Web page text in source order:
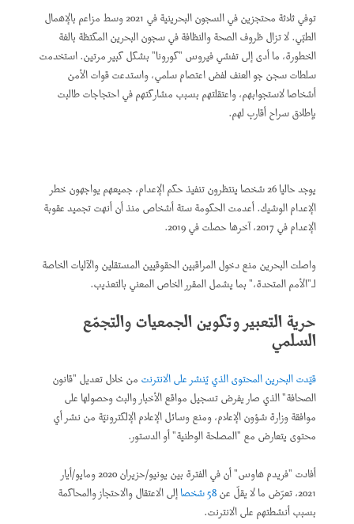
توفي ثلاثة محتجزين في السجون البحرينية في 2021 وسط مزاعم بالإهمال
الطبّي. لا تزال ظروف الصحة والنظافة في سجون البحرين المكتظة بالغة
الخطورة، ما أدى إلى تفشي فيروس "كورونا" بشكل كبير مرتين. استخدمت
سلطات سجن جو العنف لفض اعتصام سلمي، واستدعت قوات الأمن
أشخاصا لاستجوابهم، واعتقلتهم بسبب مشاركتهم في احتجاجات طالبت
بإطلاق سراح أقارب لهم.
يوجد حاليا 26 شخصا ينتظرون تنفيذ حكم الإعدام، جميعهم يواجهون خطر
الإعدام الوشيك. أعدمت الحكومة ستة أشخاص منذ أن أنهت تجميد عقوبة
الإعدام في 2017، آخرها حصلت في 2019.
واصلت البحرين منع دخول المراقبين الحقوقيين المستقلين والآليات الخاصة
لـ"الأمم المتحدة،" بما يشمل المقرر الخاص المعني بالتعذيب.
حرية التعبير وتكوين الجمعيات والتجمّع
السلمي
قيّدت البحرين المحتوى الذي يُنشر على الانترنتمن خلال تعديل "قانون
الصحافة" الذي صار يفرض تسجيل مواقع الأخبار والبث وحصولها على
موافقة وزارة شؤون الإعلام، ومنع وسائل الإعلام الإلكترونيّة من نشر أي
محتوى يتعارض مع "المصلحة الوطنية" أو الدستور.
أفادت "فريدم هاوس" أن في الفترة بين يونيو/حزيران 2020 ومايو/أيار
2021، تعرّض ما لا يقلّ عن
58 شخصا
إلى الاعتقال والاحتجاز والمحاكمة
بسبب أنشطتهم على الانترنت.